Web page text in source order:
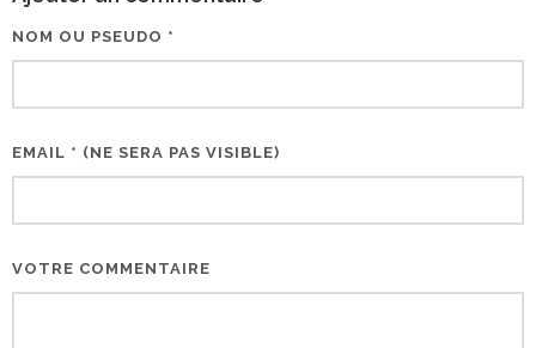
NOM OU PSEUDO *
EMAIL * (NE SERA PAS VISIBLE)
VOTRE COMMENTAIRE